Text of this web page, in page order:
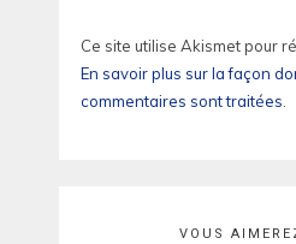
Ce site utilise Akismet pour
En savoir plus sur la façon
commentaires sont traitées
VOUS